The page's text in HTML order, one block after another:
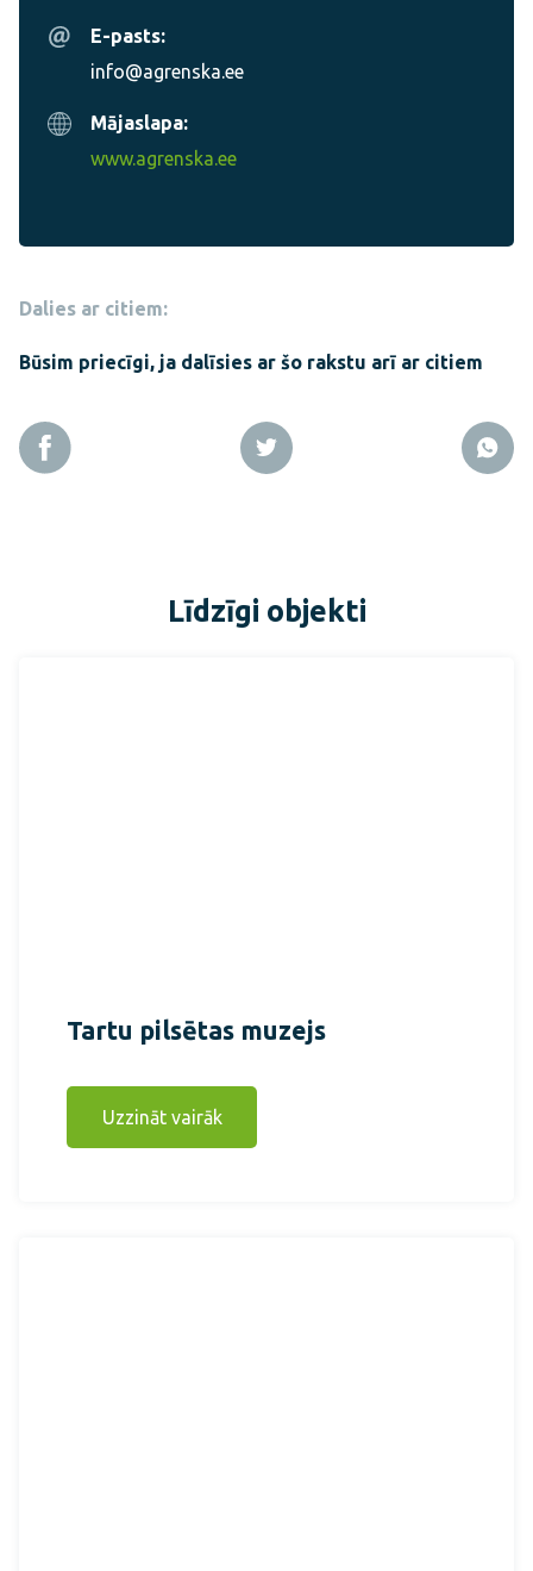
E-pasts:
info@agrenska.ee
Mājaslapa:
www.agrenska.ee
Dalies ar citiem:
Būsim priecīgi, ja dalīsies ar šo rakstu arī ar citiem
Līdzīgi objekti
Tartu pilsētas muzejs
Uzzināt vairāk